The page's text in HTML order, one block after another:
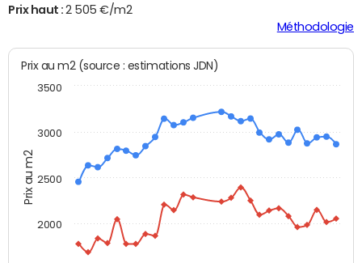
Prix haut :2 505 €/m2
Méthodologie
Prix au m2
Prix au m2 (source : estimations JDN)
2000
2500
3000
3500